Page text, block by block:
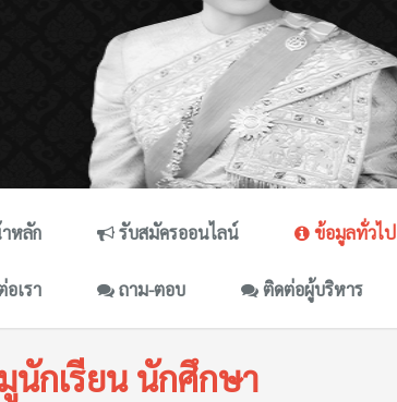
หลัก รับสมัครออนไลน์ ข้อมูลทั่วไป
เรา ถาม-ตอบ ติดต่อผู้บริหาร
นักเรียน นักศึกษา